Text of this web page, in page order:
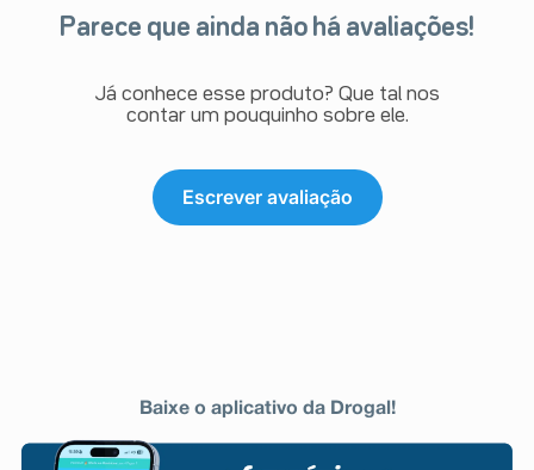
Parece que ainda não há avaliações!
Já conhece esse produto? Que tal nos
contar um pouquinho sobre ele.
Escrever avaliação
Baixe o aplicativo da Drogal!